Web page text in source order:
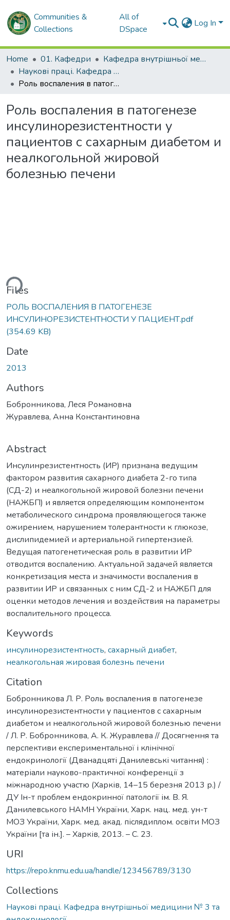
Communities &
Collections
All of
DSpace
Log In
Home 01. Кафедри
Кафедра внутрішньої медицини № 3 та ендокринології
Наукові праці. Кафедра внутрішньої медицини № 3 та ендокринології
Роль воспаления в патогенезе инсулинорезистентности у пациентов с сахарным диабетом и неалкогольной жировой болезнью печени
Роль воспаления в патогенезе
инсулинорезистентности у
пациентов с сахарным диабетом и
неалкогольной жировой
болезнью печени
Files
РОЛЬ ВОСПАЛЕНИЯ В ПАТОГЕНЕЗЕ
ИНСУЛИНОРЕЗИСТЕНТНОСТИ У ПАЦИЕНТ.pdf
(354.69 KB)
Date
2013
Authors
Бобронникова, Леся Романовна
Журавлева, Анна Константиновна
Abstract
Инсулинрезистентность (ИР) признана ведущим
фактором развития сахарного диабета 2-го типа
(СД-2) и неалкогольной жировой болезни печени
(НАЖБП) и является определяющим компонентом
метаболического синдрома проявляющегося также
ожирением, нарушением толерантности к глюкозе,
дислипидемией и артериальной гипертензией.
Ведущая патогенетическая роль в развитии ИР
отводится воспалению. Актуальной задачей является
конкретизация места и значимости воспаления в
развитии ИР и связанных с ним СД-2 и НАЖБП для
оценки методов лечения и воздействия на параметры
воспалительного процесса.
Keywords
инсулинорезистентность, сахарный диабет,
неалкогольная жировая болезнь печени
Citation
Бобронникова Л. Р. Роль воспаления в патогенезе
инсулинорезистентности у пациентов с сахарным
диабетом и неалкогольной жировой болезнью печени
/ Л. Р. Бобронникова, А. К. Журавлева // Досягнення та
перспективи експериментальної і клінічної
ендокринології (Дванадцяті Данилевські читання) :
матеріали науково-практичної конференції з
міжнародною участю (Харків, 14–15 березня 2013 р.) /
ДУ Ін-т проблем ендокринної патології ім. В. Я.
Данилевського НАМН України, Харк. нац. мед. ун-т
МОЗ України, Харк. мед. акад. післядиплом. освіти МОЗ
України [та ін.]. – Харків, 2013. – С. 23.
URI
https://repo.knmu.edu.ua/handle/123456789/3130
Collections
Наукові праці. Кафедра внутрішньої медицини № 3 та